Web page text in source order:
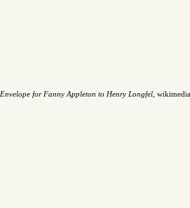
Envelope for Fanny Appleton to Henry Longfel,